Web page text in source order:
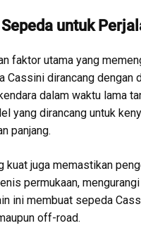
untuk
faktor utama yang
Cassini dirancang dengan
dalam waktu lama
yang dirancang untuk
panjang.
kuat juga memastikan
permukaan,
ini membuat sepeda
off-road.